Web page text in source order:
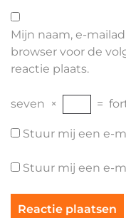
Mijn naam, e-
browser voor de
reactie plaats.
seven × =
Stuur mij een e-
Stuur mij een e-